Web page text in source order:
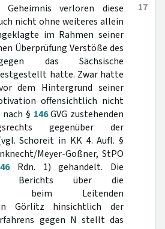
17
verloren diese
nicht ohne weiteres allein
im Rahmen seiner
Überprüfung Verstöße des
das Sächsische
hatte. Zwar hatte
dem Hintergrund seiner
offensichtlich nicht
§ 146GVG zustehenden
gegenüber der
Schoreit in KK 4. Aufl. §
Meyer-Goßner, StPO
Rdn. 1) gehandelt. Die
Berichts über die
beim Leitenden
Görlitz hinsichtlich der
gegen N stellt das